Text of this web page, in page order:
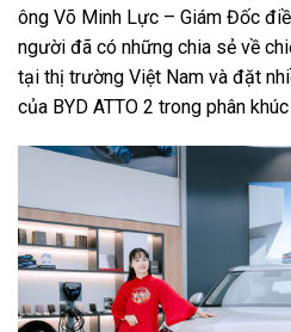
ông Võ Minh Lực – Giám Đốc
người đã có những chia sẻ về
tại thị trường Việt Nam và đặt
của BYD ATTO 2 trong phân